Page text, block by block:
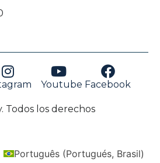
Youtube Facebook
Todos los derechos
Português (Portugués, Brasil)